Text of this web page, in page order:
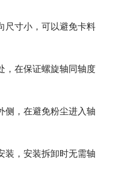
尺寸小，可以避免卡料
，在保证螺旋轴同轴度
侧，在避免粉尘进入轴
装，安装拆卸时无需轴